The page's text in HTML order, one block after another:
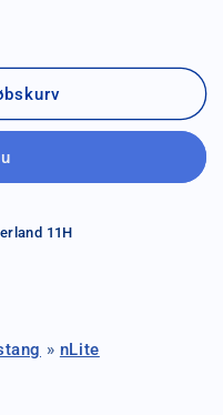
11H
» nLite